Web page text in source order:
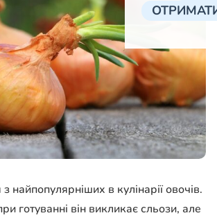
найпопулярніших в кулінарії овочів.
готуванні він викликає сльози, але